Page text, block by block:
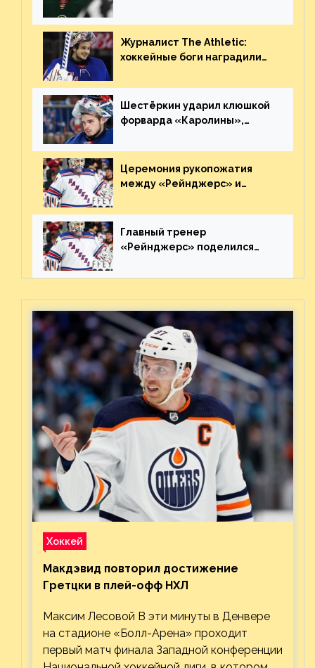
Украине
Журналист The Athletic:
хоккейные боги наградили
великолепную игру
Шестёркин ударил клюшкой
форварда «Каролины»,
пятаке. Видео
Церемония рукопожатия
между «Рейнджерс» и
матча плей-офф. Видео
Главный тренер
«Рейнджерс» поделился
предстоящего финала
Хоккей
Макдэвид повторил достижение
Гретцки в плей-офф НХЛ
Максим Лесовой В эти минуты в Денвере
на стадионе «Болл-Арена» проходит
первый матч финала Западной конференции